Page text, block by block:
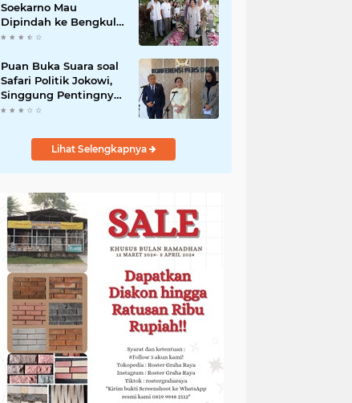
Soekarno Mau
Dipindah ke Bengkulu,
Ini Alasan yang
Puan Buka Suara soal
Safari Politik Jokowi,
Singgung Pentingnya
Jaga Kondisi Tetap
Lihat Selengkapnya